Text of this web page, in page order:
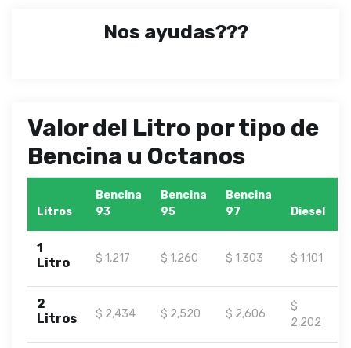
Nos ayudas???
Valor del Litro por tipo de
Bencina u Octanos
Litros
Bencina
93
Bencina
95
Bencina
97
Diesel
1
Litro
$ 1,217 $ 1,260 $ 1,303 $ 1,101
2
Litros
$ 2,434 $ 2,520 $ 2,606
$
2,202